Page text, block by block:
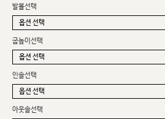
발볼선택
굽높이선택
인솔선택
아웃솔선택